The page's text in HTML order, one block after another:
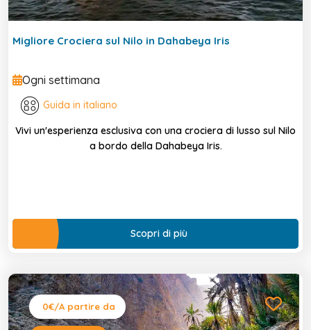
Migliore Crociera sul Nilo in Dahabeya Iris
Ogni settimana
Guida in italiano
Vivi un'esperienza esclusiva con una crociera di lusso sul Nilo
a bordo della Dahabeya Iris.
Scopri di più
0€/A partire da